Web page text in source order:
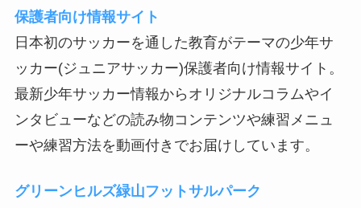
保護者向け情報サイト
日本初のサッカーを通した教育がテーマの少年サ
ッカー(ジュニアサッカー)保護者向け情報サイト。
最新少年サッカー情報からオリジナルコラムやイ
ンタビューなどの読み物コンテンツや練習メニュ
ーや練習方法を動画付きでお届けしています。
グリーンヒルズ緑山フットサルパーク